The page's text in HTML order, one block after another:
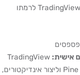
השאלה האמיתית היא: האם אתה משתמש ב-TradingView לרמתו
TradingView
מאפשרת לכל סוחר לכתוב קוד בשפת Pine Script וליצור אינדיקטורים,